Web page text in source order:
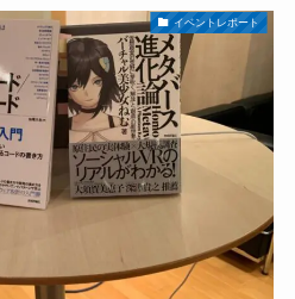
イベントレポート